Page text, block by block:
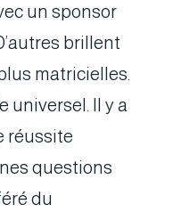
un sponsor
brillent
matricielles.
universel. Il y a
réussite
questions
du